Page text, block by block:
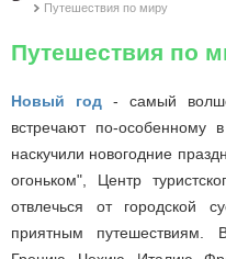
Путешествия по миру
Путешествия по
Новый год- самый
встречают по-
наскучили новогодние
огоньком", Центр
отвлечься от городской
приятным путешествиям.